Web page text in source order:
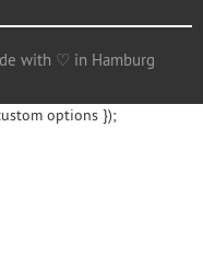
with ♡ in Hamburg
options });